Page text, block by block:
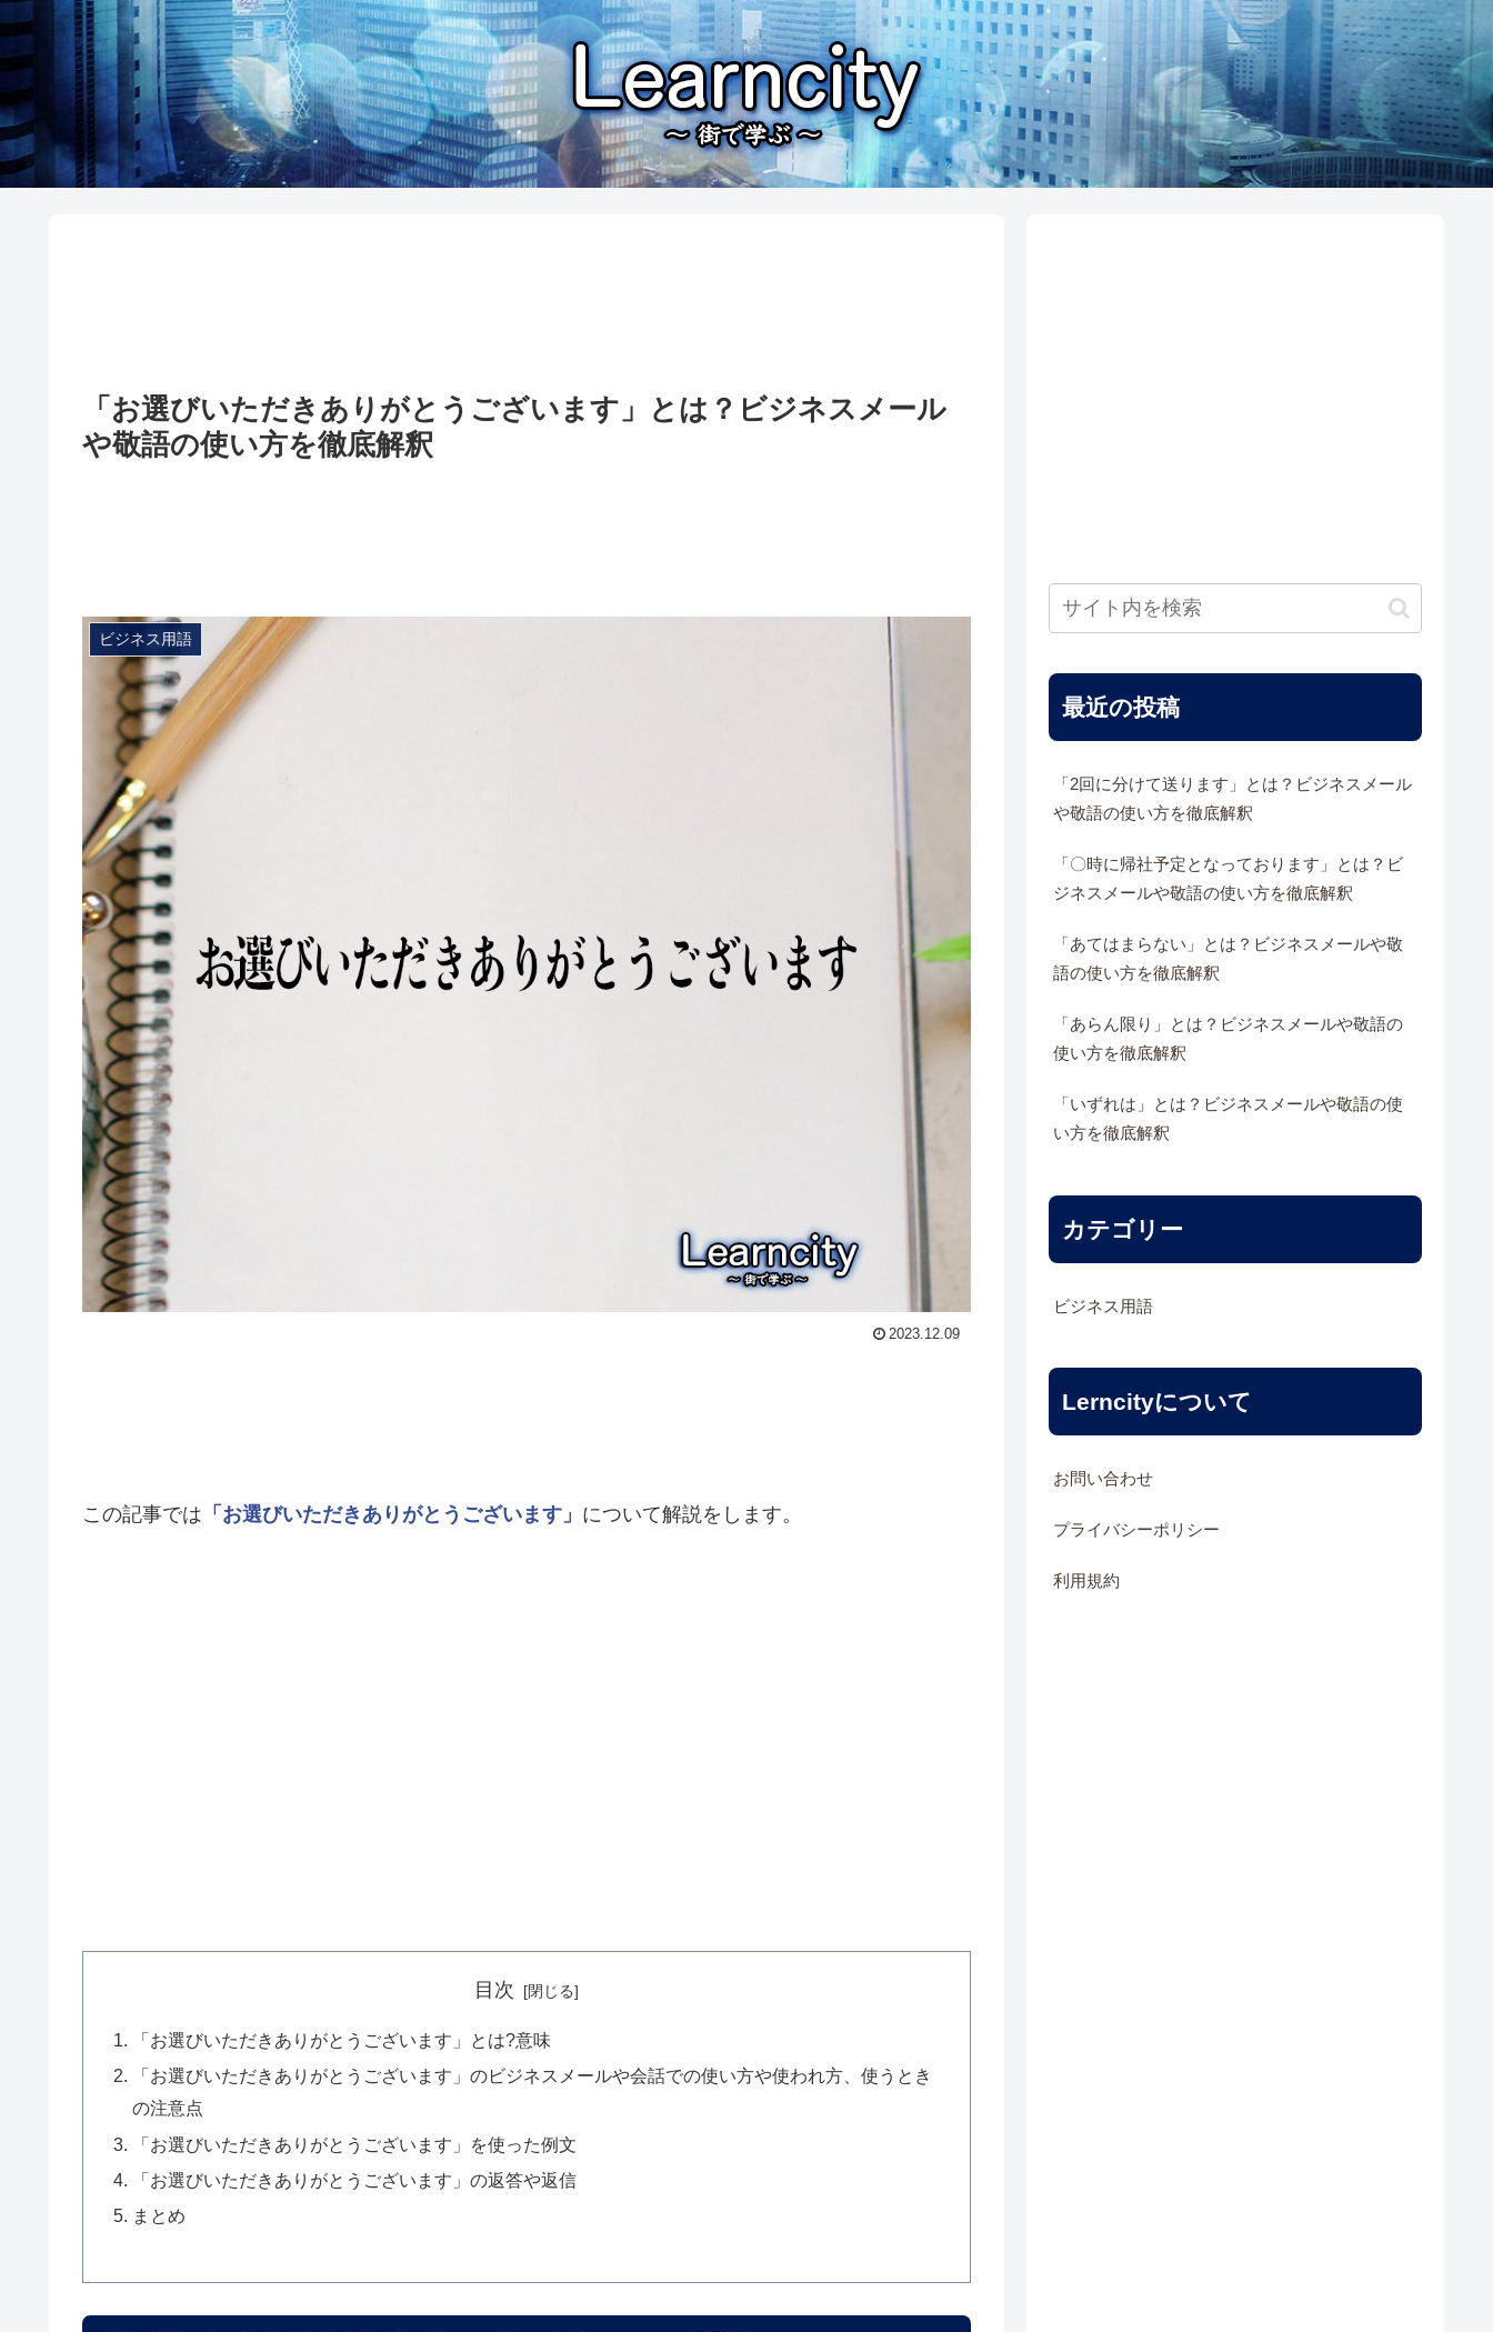
「お選びいただきありがとうございます」とは？ビジネスメール
や敬語の使い方を徹底解釈
ビジネス用語
2023.12.09
この記事では 「お選びいただきありがとうございます」 について解説をします。
目次
「お選びいただきありがとうございます」とは?意味
「お選びいただきありがとうございます」のビジネスメールや会話での使い方や使われ方、使うとき
の注意点
「お選びいただきありがとうございます」を使った例文
「お選びいただきありがとうございます」の返答や返信
まとめ
最近の投稿
「2回に分けて送ります」とは？ビジネスメール
や敬語の使い方を徹底解釈
「〇時に帰社予定となっております」とは？ビ
ジネスメールや敬語の使い方を徹底解釈
「あてはまらない」とは？ビジネスメールや敬
語の使い方を徹底解釈
「あらん限り」とは？ビジネスメールや敬語の
使い方を徹底解釈
「いずれは」とは？ビジネスメールや敬語の使
い方を徹底解釈
カテゴリー
ビジネス用語
Lerncityについて
お問い合わせ
プライバシーポリシー
利用規約